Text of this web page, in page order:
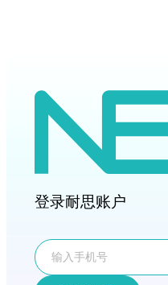
登录耐思账户